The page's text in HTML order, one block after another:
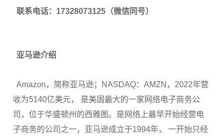
联系电话：17328073125（微信同号）
亚马逊介绍
Amazon，简称亚马逊；NASDAQ：AMZN，2022年营
收为5140亿美元， 是美国最大的一家网络电子商务公
司，位于华盛顿州的西雅图。是网络上最早开始经营电
子商务的公司之一，亚马逊成立于1994年， 一开始只经